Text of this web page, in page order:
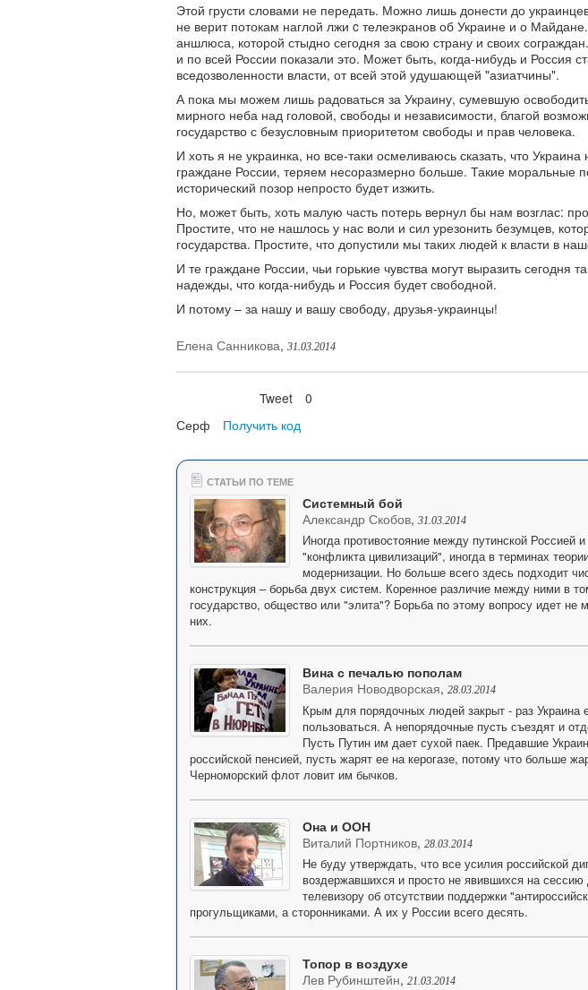
Этой грусти словами не передать. Можно лишь донести до
не верит потокам наглой лжи c телеэкранов об Украине и о
аншлюса, которой стыдно сегодня за свою страну и своих
и по всей России показали это. Может быть, когда-нибудь и Россия
вседозволенности власти, от всей этой удушающей "азиатчины".
А пока мы можем лишь радоваться за Украину, сумевшую
мирного неба над головой, свободы и независимости, благой
государство с безусловным приоритетом свободы и прав человека.
И хоть я не украинка, но все-таки осмеливаюсь сказать, что
граждане России, теряем несоразмерно больше. Такие моральные
исторический позор непросто будет изжить.
Но, может быть, хоть малую часть потерь вернул бы нам возглас:
Простите, что не нашлось у нас воли и сил урезонить безумцев,
государства. Простите, что допустили мы таких людей к власти в
И те граждане России, чьи горькие чувства могут выразить сегодня
надежды, что когда-нибудь и Россия будет свободной.
И потому – за нашу и вашу свободу, друзья-украинцы!
Елена Санникова, 31.03.2014
Tweet
0
Серф
Получить код
СТАТЬИ ПО ТЕМЕ
Системный бой
Александр Скобов, 31.03.2014
Иногда противостояние между путинской Россией
"конфликта цивилизаций", иногда в терминах
модернизации. Но больше всего здесь подходит
конструкция – борьба двух систем. Коренное различие между ними в
государство, общество или "элита"? Борьба по этому вопросу идет
них.
Вина с печалью пополам
Валерия Новодворская, 28.03.2014
Крым для порядочных людей закрыт - раз
пользоваться. А непорядочные пусть съездят и
Пусть Путин им дает сухой паек. Предавшие
российской пенсией, пусть жарят ее на керогазе, потому что больше
Черноморский флот ловит им бычков.
Она и ООН
Виталий Портников, 28.03.2014
Не буду утверждать, что все усилия российской
воздержавшихся и просто не явившихся на сессию
телевизору об отсутствии поддержки
прогульщиками, а сторонниками. А их у России всего десять.
Топор в воздухе
Лев Рубинштейн, 21.03.2014